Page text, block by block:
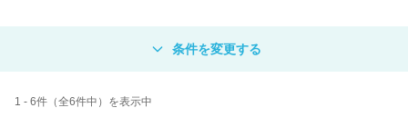
病院 クリニック
1 - 6件（全6件中）を表示中